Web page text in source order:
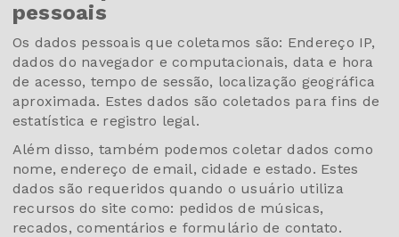
pessoais
Os dados pessoais que coletamos são: Endereço IP,
dados do navegador e computacionais, data e hora
de acesso, tempo de sessão, localização geográfica
aproximada. Estes dados são coletados para fins de
estatística e registro legal.
Além disso, também podemos coletar dados como
nome, endereço de email, cidade e estado. Estes
dados são requeridos quando o usuário utiliza
recursos do site como: pedidos de músicas,
recados, comentários e formulário de contato.